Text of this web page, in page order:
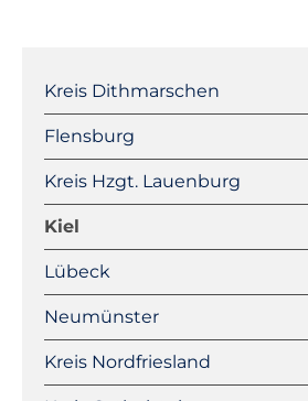
überspringen
Kreis Dithmarschen
Flensburg
Kreis Hzgt. Lauenburg
Kiel
Lübeck
Neumünster
Kreis Nordfriesland